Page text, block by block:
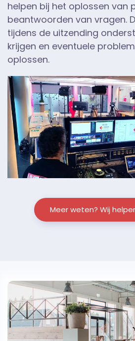
helpen bij het oplossen van
beantwoorden van vragen.
tijdens de uitzending
krijgen en eventuele
oplossen.
Meer weten? Wij